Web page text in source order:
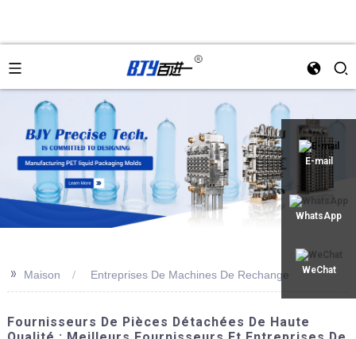
E-mail
WhatsApp
WeChat
>> Maison Entreprises De Machines De Rechange
Fournisseurs De Pièces Détachées De Haute